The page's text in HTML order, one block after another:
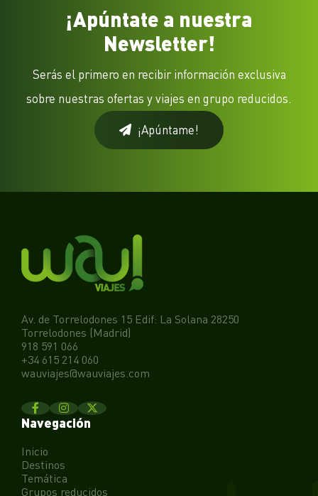
¡Apúntate a nuestra
Newsletter!
Serás el primero en recibir información exclusiva
sobre nuestras ofertas y viajes en grupo reducidos.
¡Apúntame!
Av. de Torrelodones 15 Edif: La Solana 28250
Torrelodones (Madrid)
918 591 066
+34 615 214 060
wauviajes@wauviajes.com
Navegación
Inicio
Destinos
Temática
Grupos reducidos